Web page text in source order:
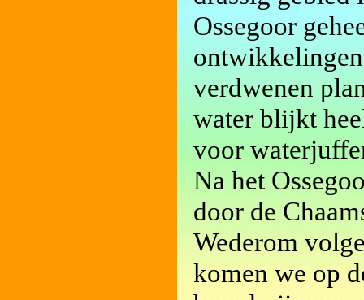
Ossegoor
verdwenen
water blijkt
voor
Na het
door de
Wederom
komen we op